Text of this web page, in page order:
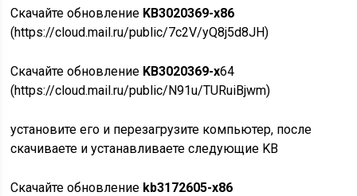
Скачайте обновление KB3020369-x86
(https://cloud.mail.ru/public/7c2V/yQ8j5d8JH)
Скачайте обновление KB3020369-x64
(https://cloud.mail.ru/public/N91u/TURuiBjwm)
установите его и перезагрузите компьютер, после
скачиваете и устанавливаете следующие KB
Скачайте обновление kb3172605-x86